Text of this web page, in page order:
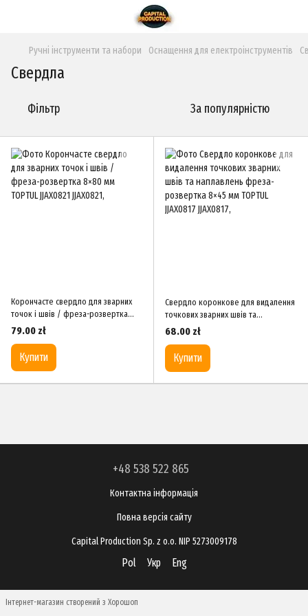
Ручні інструменти та набори Оснащення для електроінструментів
Свердла
Фільтр За популярністю
Корончасте свердло для зварних
точок і швів / фреза-розвертка
8×80 мм TOPTUL JJAX0821
79.00 zł
Купити
Свердло коронкове для видалення
точкових зварних швів та
наплавлень фреза-розвертка 8×45
68.00 zł
Купити
+48 538 522 865
Контактна інформація
Повна версія сайту
Capital Production Sp. z o.o. NIP 5273009178
Pol Укр Eng
Інтернет-магазин створений з Хорошоп